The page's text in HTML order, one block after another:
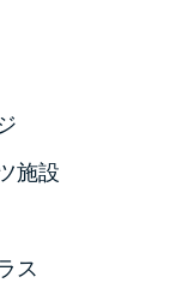
のオアシ
は、屋外ジ
プール、2
す。便利な
とサービ
施設
ス